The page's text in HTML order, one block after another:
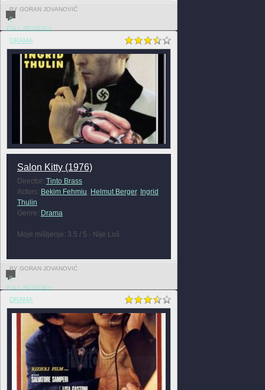
BY GORAN JOVANOVIĆ
0
FULL REVIEW »
DRAMA
Salon Kitty (1976)
Director: Tinto Brass
Actors: Bekim Fehmiu, Helmut Berger, Ingrid
Thulin
Genre: Drama
Moje mišljenje: 3.5 / 5 - Nije Loš
BY GORAN JOVANOVIĆ
0
FULL REVIEW »
DRAMA